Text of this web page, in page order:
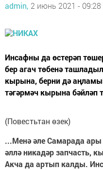
admin, 2 июнь 2021 - 09:28
Инсафны да өстерәп
бер агач төбенә
кырына, берни дә
тәгәрмәч кырына бәйләп
(Повестьтан өзек)
...Менә әле Самарада ары
әллә никадәр запчасть,
Акча да артып кал­ды.